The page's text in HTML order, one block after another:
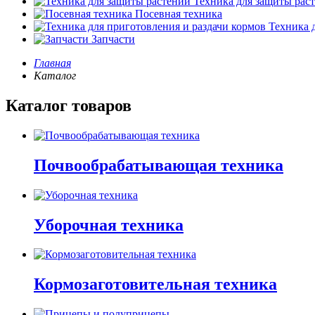
Посевная техника
Техника
Запчасти
Главная
Каталог
Каталог товаров
Почвообрабатывающая техника
Уборочная техника
Кормозаготовительная техника